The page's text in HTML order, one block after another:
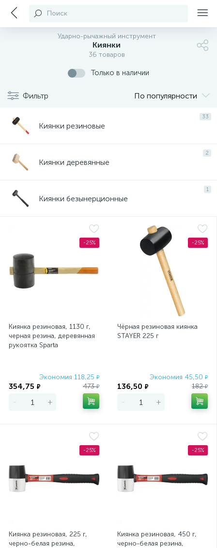
Поиск
Ударно-рычажный инструмент
Киянки
36 товаров
Только в наличии
Фильтр По популярности
33
Киянки резиновые
2
Киянки деревянные
1
Киянки безынерционные
-25%
Киянка резиновая, 1130 г,
черная резина, деревянная
рукоятка Sparta
Экономия 118,25 ₽
354,75 ₽ 473₽
- +
-25%
Чёрная резиновая киянка
STAYER 225 г
Экономия 45,50 ₽
136,50 ₽ 182₽
- +
-25%
Киянка резиновая, 225 г,
черно-белая резина,
-25%
Киянка резиновая, 450 г,
черно-белая резина,